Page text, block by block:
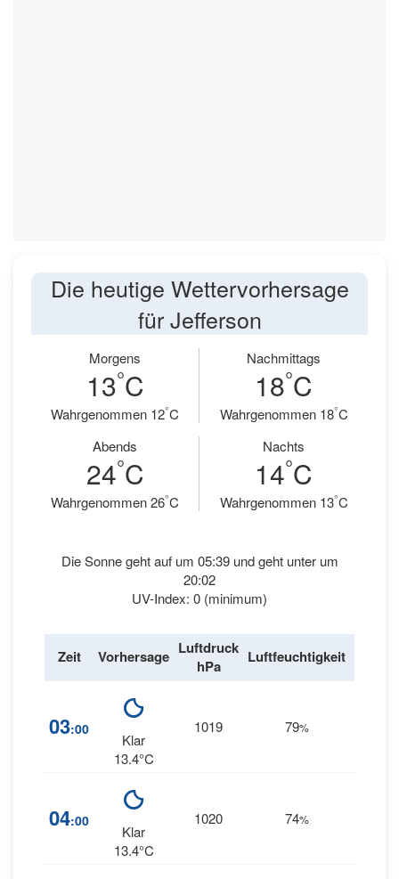
Die heutige Wettervorhersage
für Jefferson
Morgens
13°C
Wahrgenommen 12°C
Nachmittags
18°C
Wahrgenommen 18°C
Abends
24°C
Wahrgenommen 26°C
Nachts
14°C
Wahrgenommen 13°C
Die Sonne geht auf um 05:39 und geht unter um
20:02
UV-Index: 0 (minimum)
Zeit Vorhersage Luftdruck
hPa
Luftfeuchtigkeit
03:00
Klar
13.4°C
1019 79%
04:00
Klar
13.4°C
1020 74%